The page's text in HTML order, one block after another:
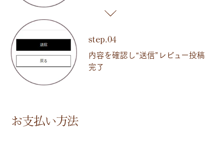
step.04
内容を確認し“送信”レビュー投稿
完了
お支払い方法